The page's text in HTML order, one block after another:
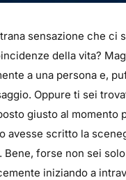
sensazione che ci
della vita?
a una persona e,
Oppure ti sei
giusto al momento
avesse scritto la
Bene, forse non sei
iniziando a